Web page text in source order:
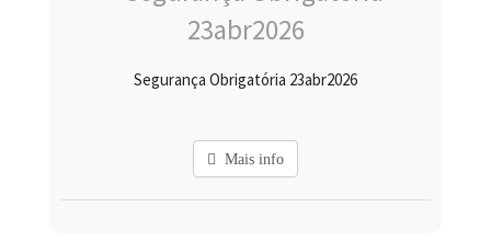
Segurança Obrigatória 23abr2026
Mais info